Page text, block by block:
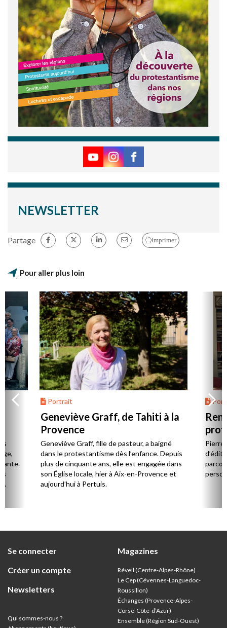
NEWSLETTER
Partage Imprimer
Pour aller plus loin
Portrait
Geneviève Graff, de Tahiti à la
Provence
Geneviève Graff, fille de pasteur, a baigné
dans le protestantisme dès l’enfance. Depuis
plus de cinquante ans, elle est engagée dans
son Église locale, hier à Aix-en-Provence et
aujourd’hui à Pertuis.
Se connecter
Créer un compte
Newsletters
Qui sommes-nous ?
Magazines
Réveil (Centre-Alpes-Rhône)
Le Cep (Cévennes-Languedoc-
Roussillon)
Échanges (Provence-Alpes-
Corse-Côte-d’Azur)
Ensemble (Région Sud-Ouest)